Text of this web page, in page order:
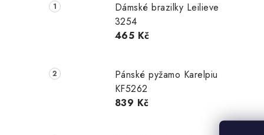
Dámské brazilky Leilieve
3254
465 Kč
Pánské pyžamo Karelpiu
KF5262
839 Kč